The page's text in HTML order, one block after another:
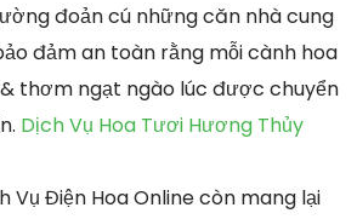
đoản cú những căn nhà cung
đảm an toàn rằng mỗi cành hoa
thơm ngạt ngào lúc được chuyển
Dịch Vụ Hoa Tươi Hương Thủy
Vụ Điện Hoa Online còn mang lại